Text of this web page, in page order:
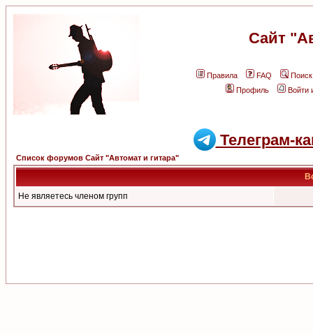
Сайт
Правила FAQ
Поиск
Профиль
Войти
Телеграм-
Список форумов Сайт "Автомат и гитара"
Не являетесь членом групп